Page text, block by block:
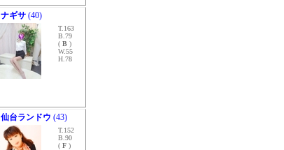
ナギサ (40)
T.163
B.79
( B )
W.55
H.78
仙台ランドウ (43)
T.152
B.90
( F )